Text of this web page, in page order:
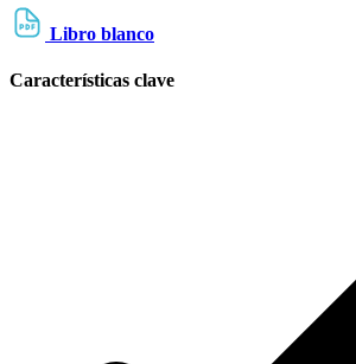
Libro blanco
Características clave